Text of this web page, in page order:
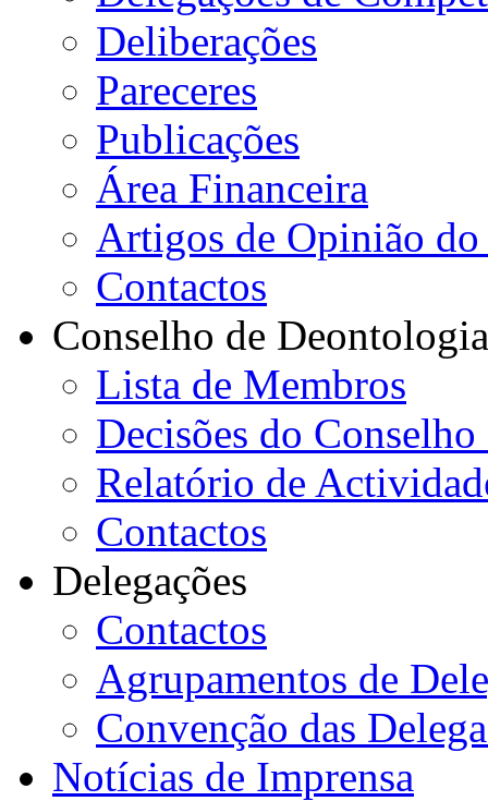
Deliberações
Pareceres
Publicações
Área Financeira
Artigos de Opinião do
Contactos
Conselho de Deontologia
Lista de Membros
Decisões do
Relatório de
Contactos
Delegações
Contactos
Agrupamentos de
Convenção das
Notícias de Imprensa